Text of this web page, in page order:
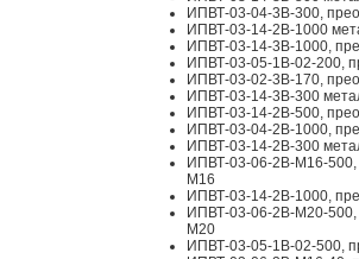
ИПВТ-03-04-3В-300,
ИПВТ-03-14-2В-1000
ИПВТ-03-14-3В-1000,
ИПВТ-03-05-1В-02-200,
ИПВТ-03-02-3В-170,
ИПВТ-03-14-3В-300
ИПВТ-03-14-2В-500,
ИПВТ-03-04-2В-1000,
ИПВТ-03-14-2В-300
ИПВТ-03-06-2В-М16-500,
М16
ИПВТ-03-14-2В-1000,
ИПВТ-03-06-2В-М20-500,
М20
ИПВТ-03-05-1В-02-500,